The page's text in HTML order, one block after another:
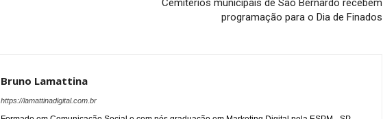
Cemitérios municipais de São Bernardo recebem
programação para o Dia de Finados
Bruno Lamattina
https://lamattinadigital.com.br